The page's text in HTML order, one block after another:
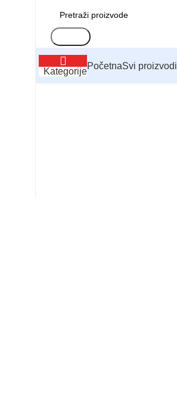
Kategorije
PočetnaSvi proizvodi